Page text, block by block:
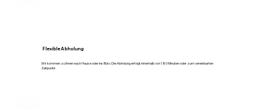
Flexible Abholung
Wir kommen zu Ihnen nach Hause oder ins Büro. Die Abholung erfolgt innerhalb von 180 Minuten oder zum vereinbarten
Zeitpunkt.